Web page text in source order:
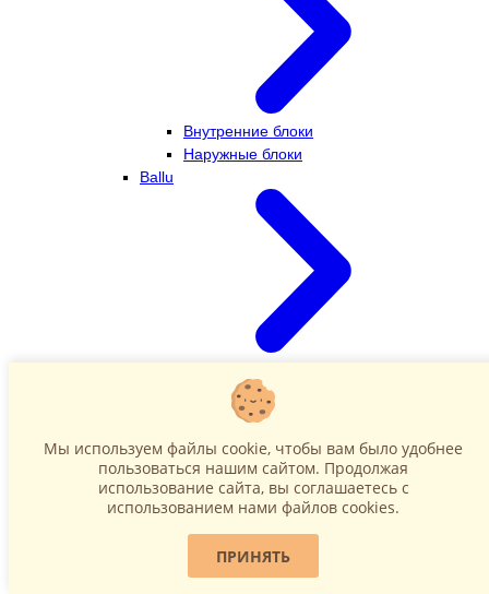
Внутренние блоки
Наружные блоки
Ballu
Наружные блоки
Мы используем файлы cookie, чтобы вам было удобнее
пользоваться нашим сайтом. Продолжая
использование сайта, вы соглашаетесь c
использованием нами файлов cookies.
ПРИНЯТЬ